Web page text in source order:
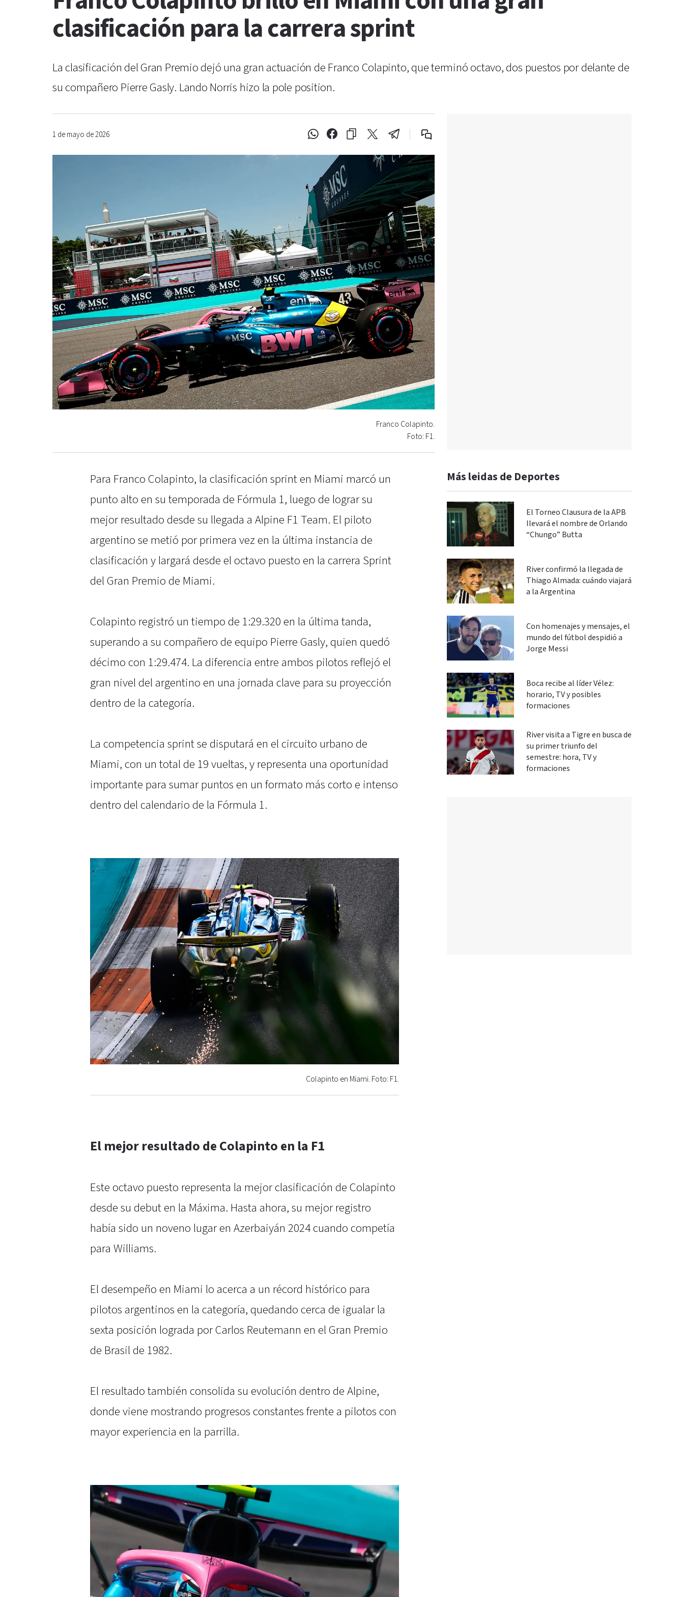
clasificación para la carrera sprint
La clasificación del Gran Premio dejó una gran actuación de Franco Colapinto, que terminó octavo, dos puestos por delante de
su compañero Pierre Gasly. Lando Norris hizo la pole position.
1 de mayo de 2026
Franco Colapinto.
Foto: F1.
Para Franco Colapinto, la clasificación sprint en Miami marcó un
punto alto en su temporada de Fórmula 1, luego de lograr su
mejor resultado desde su llegada a Alpine F1 Team. El piloto
argentino se metió por primera vez en la última instancia de
clasificación y largará desde el octavo puesto en la carrera Sprint
del Gran Premio de Miami.
Colapinto registró un tiempo de 1:29.320 en la última tanda,
superando a su compañero de equipo Pierre Gasly, quien quedó
décimo con 1:29.474. La diferencia entre ambos pilotos reflejó el
gran nivel del argentino en una jornada clave para su proyección
dentro de la categoría.
La competencia sprint se disputará en el circuito urbano de
Miami, con un total de 19 vueltas, y representa una oportunidad
importante para sumar puntos en un formato más corto e intenso
dentro del calendario de la Fórmula 1.
Colapinto en Miami. Foto: F1.
El mejor resultado de Colapinto en la F1
Este octavo puesto representa la mejor clasificación de Colapinto
desde su debut en la Máxima. Hasta ahora, su mejor registro
había sido un noveno lugar en Azerbaiyán 2024 cuando competía
para Williams.
El desempeño en Miami lo acerca a un récord histórico para
pilotos argentinos en la categoría, quedando cerca de igualar la
sexta posición lograda por Carlos Reutemann en el Gran Premio
de Brasil de 1982.
El resultado también consolida su evolución dentro de Alpine,
donde viene mostrando progresos constantes frente a pilotos con
mayor experiencia en la parrilla.
Más leidas de Deportes
El Torneo Clausura de la APB
llevará el nombre de Orlando
“Chungo” Butta
River confirmó la llegada de
Thiago Almada: cuándo viajará
a la Argentina
Con homenajes y mensajes, el
mundo del fútbol despidió a
Jorge Messi
Boca recibe al líder Vélez:
horario, TV y posibles
formaciones
River visita a Tigre en busca de
su primer triunfo del
semestre: hora, TV y
formaciones